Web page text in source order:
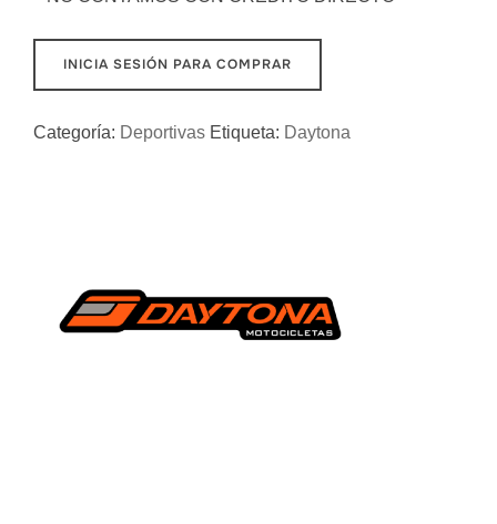
INICIA SESIÓN PARA COMPRAR
Categoría: Deportivas Etiqueta: Daytona